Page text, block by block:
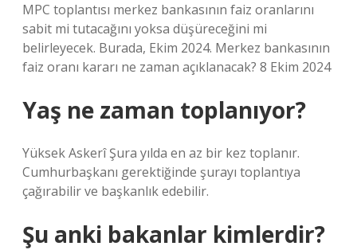
MPC toplantısı merkez bankasının faiz oranlarını
sabit mi tutacağını yoksa düşüreceğini mi
belirleyecek. Burada, Ekim 2024. Merkez bankasının
faiz oranı kararı ne zaman açıklanacak? 8 Ekim 2024
Yaş ne zaman toplanıyor?
Yüksek Askerî Şura yılda en az bir kez toplanır.
Cumhurbaşkanı gerektiğinde şurayı toplantıya
çağırabilir ve başkanlık edebilir.
Şu anki bakanlar kimlerdir?